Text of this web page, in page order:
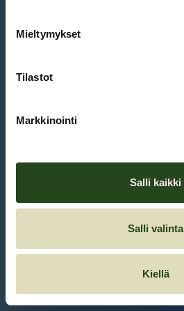
Mieltymykset
Tilastot
Markkinointi
Salli kaikki
Salli valinta
Kiellä
Et ole kirjautunut sisään.